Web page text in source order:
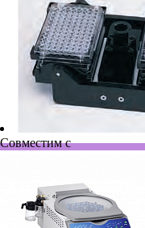
Совместим с